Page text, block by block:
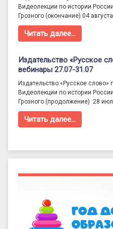
Видеолекции по истории
Грозного (окончание) 04 августа
Читать далее…
Издательство «Русское
вебинары 27.07-31.07
Издательство «Русское
Видеолекции по истории
Грозного (продолжение) 28
Читать далее…